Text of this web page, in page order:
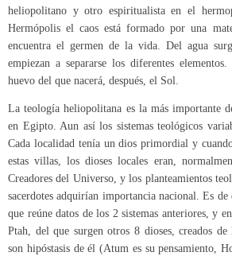
heliopolitano y otro espiritualista en el
Hermópolis el caos está formado por una
encuentra el germen de la vida. Del agua
empiezan a separarse los diferentes
huevo del que nacerá, después, el Sol.
La teología heliopolitana es la más importante
en Egipto. Aun así los sistemas teológicos
Cada localidad tenía un dios primordial y
estas villas, los dioses locales eran,
Creadores del Universo, y los planteamientos
sacerdotes adquirían importancia nacional. Es
que reúne datos de los 2 sistemas anteriores, y
Ptah, del que surgen otros 8 dioses, creados
son hipóstasis de él (Atum es su pensamiento,